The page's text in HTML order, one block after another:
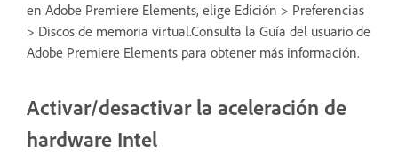
en Adobe Premiere Elements, elige Edición > Preferencias
> Discos de memoria virtual.Consulta la Guía del usuario de
Adobe Premiere Elements para obtener más información.
Activar/desactivar la aceleración de
hardware Intel